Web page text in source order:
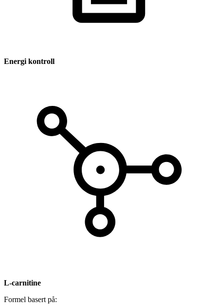
Energi kontroll
L-carnitine
Formel basert på: